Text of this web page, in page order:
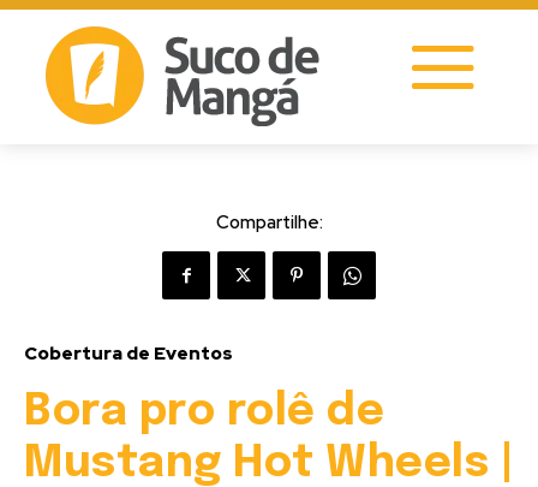
Compartilhe:
Cobertura de Eventos
Bora pro rolê de
Mustang Hot Wheels |